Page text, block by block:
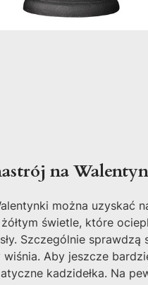
na
można uzyskać
świetle, które
Szczególnie sprawdzą
Aby jeszcze
kadzidełka. Na